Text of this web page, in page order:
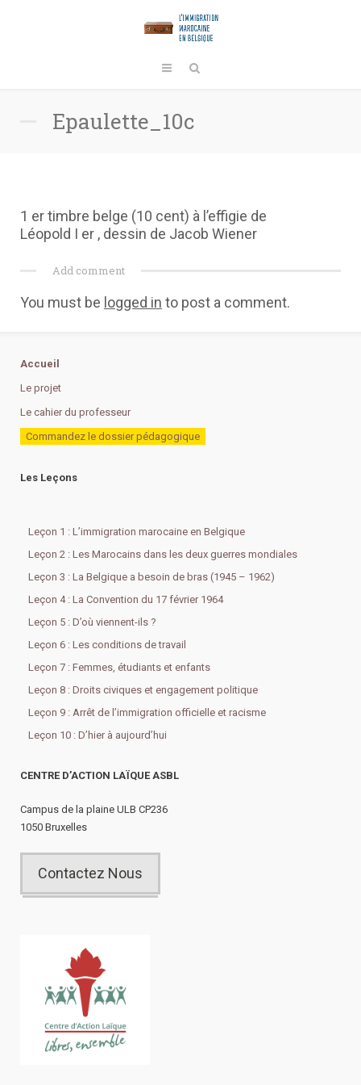
Epaulette_10c
1 er timbre belge (10 cent) à l’effigie de
Léopold I er , dessin de Jacob Wiener
Add comment
You must be logged in to post a comment.
Accueil
Le projet
Le cahier du professeur
Commandez le dossier pédagogique
Les Leçons
Leçon 1 : L’immigration marocaine en Belgique
Leçon 2 : Les Marocains dans les deux guerres mondiales
Leçon 3 : La Belgique a besoin de bras (1945 – 1962)
Leçon 4 : La Convention du 17 février 1964
Leçon 5 : D’où viennent-ils ?
Leçon 6 : Les conditions de travail
Leçon 7 : Femmes, étudiants et enfants
Leçon 8 : Droits civiques et engagement politique
Leçon 9 : Arrêt de l’immigration officielle et racisme
Leçon 10 : D’hier à aujourd’hui
CENTRE D’ACTION LAÏQUE ASBL
Campus de la plaine ULB CP236
1050 Bruxelles
Contactez Nous